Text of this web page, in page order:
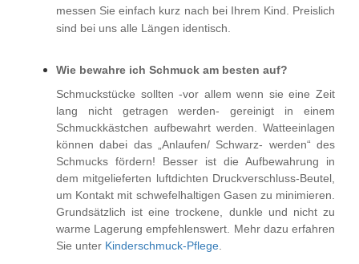
messen Sie einfach kurz nach bei Ihrem Kind. Preislich
sind bei uns alle Längen identisch.
Wie bewahre ich Schmuck am besten auf?
Schmuckstücke sollten -vor allem wenn sie eine Zeit
lang nicht getragen werden- gereinigt in einem
Schmuckkästchen aufbewahrt werden. Watteeinlagen
können dabei das „Anlaufen/ Schwarz- werden“ des
Schmucks fördern! Besser ist die Aufbewahrung in
dem mitgelieferten luftdichten Druckverschluss-Beutel,
um Kontakt mit schwefelhaltigen Gasen zu minimieren.
Grundsätzlich ist eine trockene, dunkle und nicht zu
warme Lagerung empfehlenswert. Mehr dazu erfahren
Sie unter Kinderschmuck-Pflege